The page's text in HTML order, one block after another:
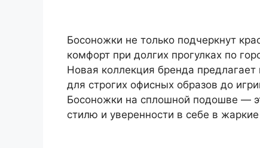
Босоножки не только подчеркнут
комфорт при долгих прогулках по
Новая коллекция бренда
для строгих офисных образов до
Босоножки на сплошной подошве —
стилю и уверенности в себе в